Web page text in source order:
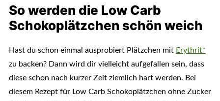
So werden die Low Carb
Schokoplätzchen schön weich
Hast du schon einmal ausprobiert Plätzchen mit Erythrit*
zu backen? Dann wird dir vielleicht aufgefallen sein, dass
diese schon nach kurzer Zeit ziemlich hart werden. Bei
diesem Rezept für Low Carb Schokoplätzchen ohne Zucker